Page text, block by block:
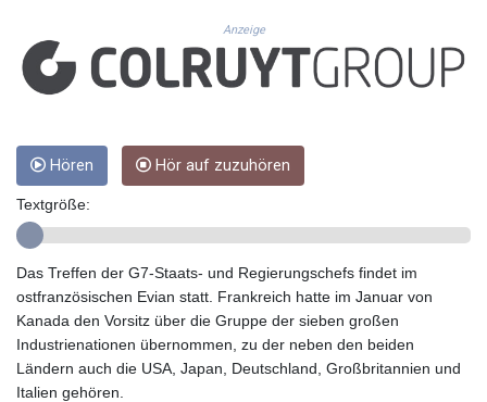
FJD 2.553384
FKP 0.859288
GBP 0.856968
GHS 13.596606
GIP 0.859288
GYD 241.849406
HKD 9.067746
HNL 31.077375
HRK 7.536622
HTG 151.150865
Anzeige
Hören Hör auf zuzuhören
Textgröße:
Das Treffen der G7-Staats- und Regierungschefs findet im
ostfranzösischen Evian statt. Frankreich hatte im Januar von
Kanada den Vorsitz über die Gruppe der sieben großen
Industrienationen übernommen, zu der neben den beiden
Ländern auch die USA, Japan, Deutschland, Großbritannien und
Italien gehören.